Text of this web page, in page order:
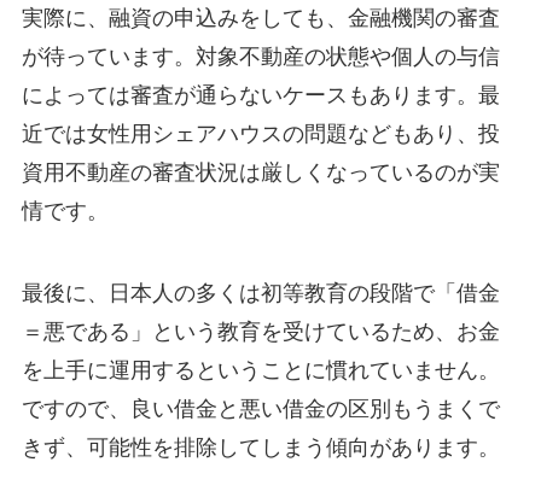
実際に、融資の申込みをしても、金融機関の審査
が待っています。対象不動産の状態や個人の与信
によっては審査が通らないケースもあります。最
近では女性用シェアハウスの問題などもあり、投
資用不動産の審査状況は厳しくなっているのが実
情です。
最後に、日本人の多くは初等教育の段階で「借金
＝悪である」という教育を受けているため、お金
を上手に運用するということに慣れていません。
ですので、良い借金と悪い借金の区別もうまくで
きず、可能性を排除してしまう傾向があります。